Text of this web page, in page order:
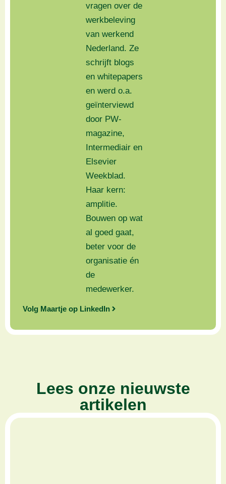
vragen over de
werkbeleving
van werkend
Nederland. Ze
schrijft blogs
en whitepapers
en werd o.a.
geïnterviewd
door PW-
magazine,
Intermediair en
Elsevier
Weekblad.
Haar kern:
amplitie.
Bouwen op wat
al goed gaat,
beter voor de
organisatie én
de
medewerker.
Volg Maartje op LinkedIn
Lees onze nieuwste
artikelen